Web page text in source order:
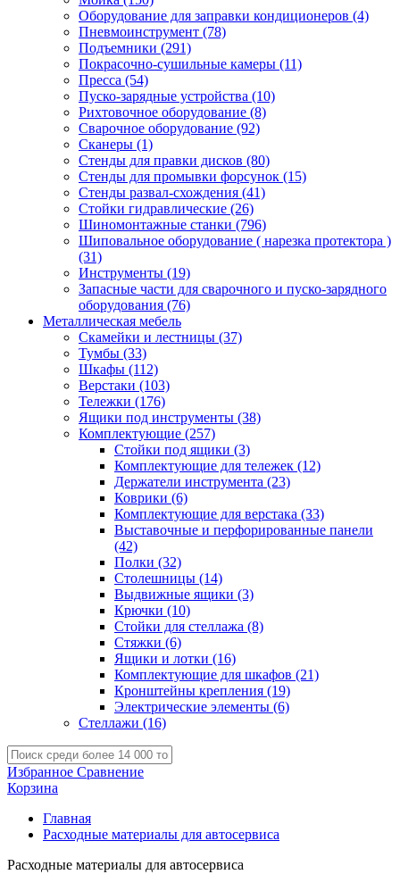
Оборудование для заправки кондиционеров (4)
Пневмоинструмент (78)
Подъемники (291)
Покрасочно-сушильные камеры (11)
Пресса (54)
Пуско-зарядные устройства (10)
Рихтовочное оборудование (8)
Сварочное оборудование (92)
Сканеры (1)
Стенды для правки дисков (80)
Стенды для промывки форсунок (15)
Стенды развал-схождения (41)
Стойки гидравлические (26)
Шиномонтажные станки (796)
Шиповальное оборудование ( нарезка протектора )
(31)
Инструменты (19)
Запасные части для сварочного и пуско-зарядного
оборудования (76)
Металлическая мебель
Скамейки и лестницы (37)
Тумбы (33)
Шкафы (112)
Верстаки (103)
Тележки (176)
Ящики под инструменты (38)
Комплектующие (257)
Стойки под ящики (3)
Комплектующие для тележек (12)
Держатели инструмента (23)
Коврики (6)
Комплектующие для верстака (33)
Выставочные и перфорированные панели
(42)
Полки (32)
Столешницы (14)
Выдвижные ящики (3)
Крючки (10)
Стойки для стеллажа (8)
Стяжки (6)
Ящики и лотки (16)
Комплектующие для шкафов (21)
Кронштейны крепления (19)
Электрические элементы (6)
Стеллажи (16)
Избранное Сравнение
Корзина
Главная
Расходные материалы для автосервиса
Расходные материалы для автосервиса